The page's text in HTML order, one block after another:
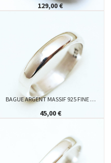
129,00 €
BAGUE ARGENT MASSIF 925 FINE …
45,00 €